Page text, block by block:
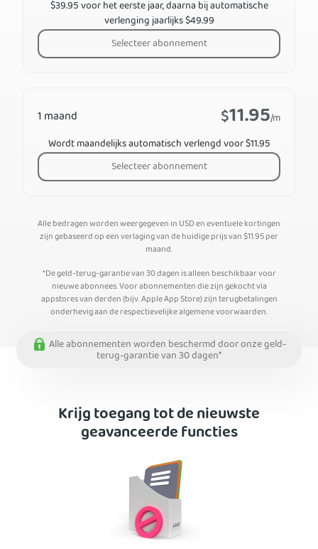
1 maand $11.95/m
Wordt maandelijks automatisch verlengd voor $11.95
Selecteer abonnement
$39.95 voor het eerste jaar, daarna bij automatische
verlenging jaarlijks $49.99
Selecteer abonnement
Alle bedragen worden weergegeven in USD en eventuele kortingen
zijn gebaseerd op een verlaging van de huidige prijs van$11.95per
maand.
*De geld-terug-garantie van 30 dagen is alleen beschikbaar voor
nieuwe abonnees. Voor abonnementen die zijn gekocht via
appstores van derden (bijv. Apple App Store) zijn terugbetalingen
onderhevig aan de respectievelijke algemene voorwaarden.
Alle abonnementen worden beschermd door onze geld-
terug-garantie van 30 dagen*
Krijg toegang tot de nieuwste
geavanceerde functies